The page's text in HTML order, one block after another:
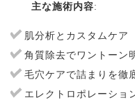
主な施術内容:
肌分析とカスタムケア
角質除去でワントーン
毛穴ケアで詰まりを徹
エレクトロポレーショ